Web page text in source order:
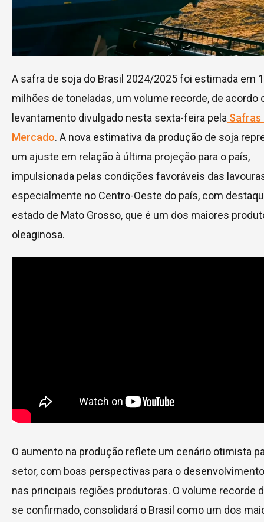
A safra de soja do Brasil 2024/2025 foi estimada em
milhões de toneladas, um volume recorde, de acordo
levantamento divulgado nesta sexta-feira pela Safras
Mercado. A nova estimativa da produção de soja
um ajuste em relação à última projeção para o país,
impulsionada pelas condições favoráveis das
especialmente no Centro-Oeste do país, com
estado de Mato Grosso, que é um dos maiores
oleaginosa.
O aumento na produção reflete um cenário otimista
setor, com boas perspectivas para o
nas principais regiões produtoras. O volume recorde
se confirmado, consolidará o Brasil como um dos